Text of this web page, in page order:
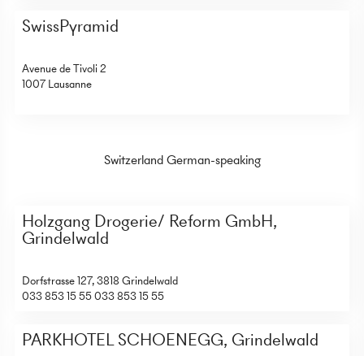
SwissPyramid
Avenue de Tivoli 2
1007 Lausanne
Switzerland German-speaking
Holzgang Drogerie/ Reform GmbH,
Grindelwald
Dorfstrasse 127, 3818 Grindelwald
033 853 15 55033 853 15 55
PARKHOTEL SCHOENEGG, Grindelwald